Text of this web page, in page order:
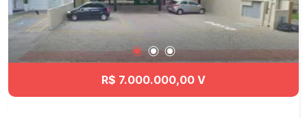
R$ 7.000.000,00 V